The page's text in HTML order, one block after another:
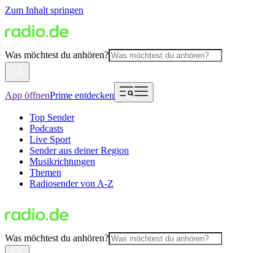
Zum Inhalt springen
Was möchtest du anhören?
App öffnenPrime entdecken
Top Sender
Podcasts
Live Sport
Sender aus deiner Region
Musikrichtungen
Themen
Radiosender von A-Z
Was möchtest du anhören?